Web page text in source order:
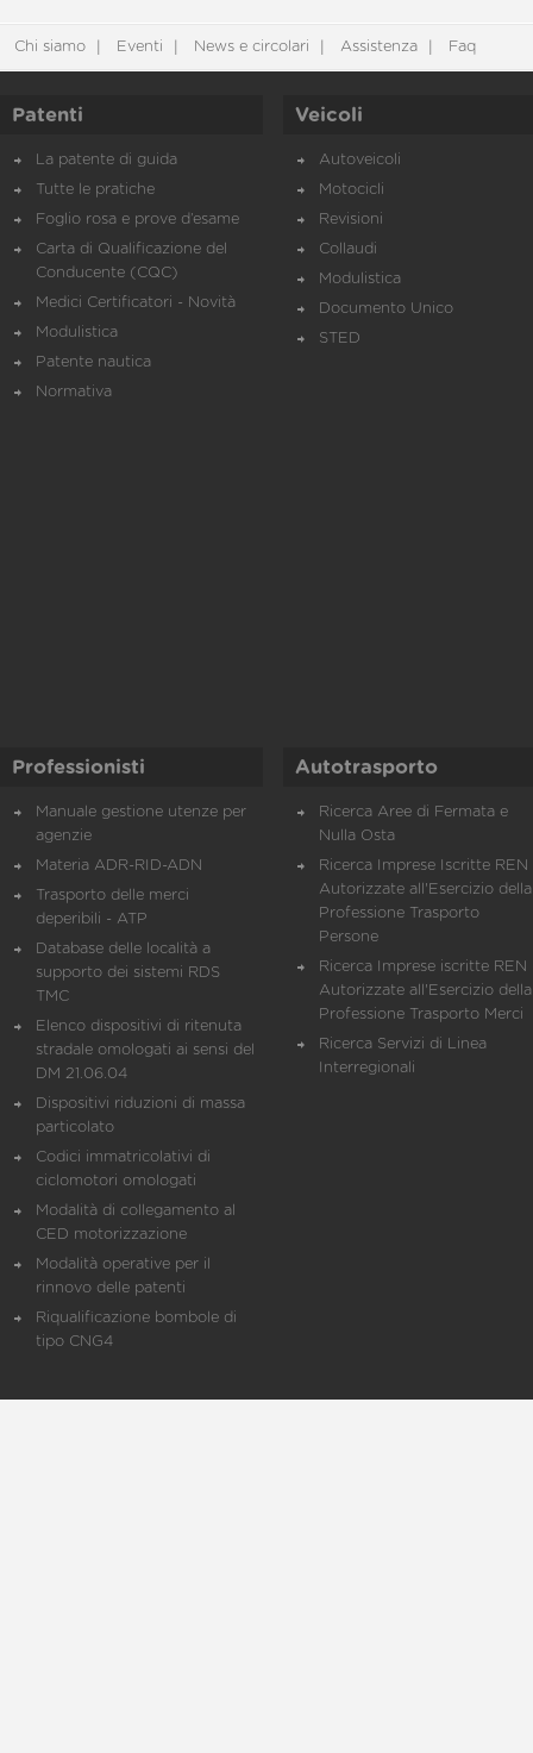
Chi siamo Eventi News e circolari Assistenza Faq
Patenti
La patente di guida
Tutte le pratiche
Foglio rosa e prove d’esame
Carta di Qualificazione del
Conducente (CQC)
Medici Certificatori - Novità
Modulistica
Patente nautica
Normativa
Veicoli
Autoveicoli
Motocicli
Revisioni
Collaudi
Modulistica
Documento Unico
STED
Professionisti
Manuale gestione utenze per
agenzie
Materia ADR-RID-ADN
Trasporto delle merci
deperibili - ATP
Database delle località a
supporto dei sistemi RDS
TMC
Elenco dispositivi di ritenuta
stradale omologati ai sensi del
DM 21.06.04
Dispositivi riduzioni di massa
particolato
Codici immatricolativi di
ciclomotori omologati
Modalità di collegamento al
CED motorizzazione
Modalità operative per il
rinnovo delle patenti
Riqualificazione bombole di
tipo CNG4
Autotrasporto
Ricerca Aree di Fermata e
Nulla Osta
Ricerca Imprese Iscritte REN
Autorizzate all'Esercizio della
Professione Trasporto
Persone
Ricerca Imprese iscritte REN
Autorizzate all'Esercizio della
Professione Trasporto Merci
Ricerca Servizi di Linea
Interregionali